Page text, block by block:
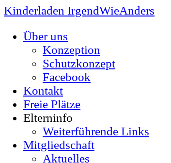
Kinderladen IrgendWieAnders
Über uns
Konzeption
Schutzkonzept
Facebook
Kontakt
Freie Plätze
Elterninfo
Weiterführende Links
Mitgliedschaft
Aktuelles